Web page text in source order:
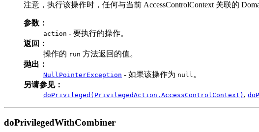
注意，执行该操作时，任何与当前 AccessControlContext 关联的
参数：
action - 要执行的操作。
返回：
操作的 run 方法返回的值。
抛出：
NullPointerException - 如果该操作为 null 。
另请参见：
doPrivileged(PrivilegedAction,AccessControlContext) ,
doPrivilegedWithCombiner